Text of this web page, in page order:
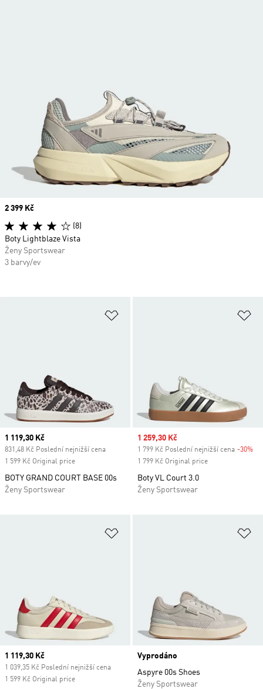
Current price
1 119,30 Kč
831,48 Kč Poslední nejnižší cena
1 599 Kč Original price
BOTY GRAND COURT BASE 00s
Ženy Sportswear
Sale price
1 259,30 Kč
1 799 Kč Poslední nejnižší cena -30%
1 799 Kč Original price
Boty VL Court 3.0
Ženy Sportswear
Current price
1 119,30 Kč
1 039,35 Kč Poslední nejnižší cena
1 599 Kč Original price
Vyprodáno
Aspyre 00s Shoes
Ženy Sportswear
Price
2 399 Kč
(8)
Boty Lightblaze Vista
Ženy Sportswear
3 barvy/ev